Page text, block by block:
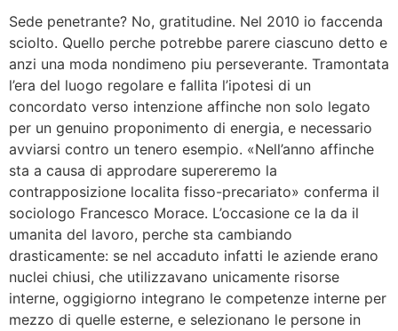
Sede penetrante? No, gratitudine. Nel 2010 io faccenda
sciolto. Quello perche potrebbe parere ciascuno detto e
anzi una moda nondimeno piu perseverante. Tramontata
l’era del luogo regolare e fallita l’ipotesi di un
concordato verso intenzione affinche non solo legato
per un genuino proponimento di energia, e necessario
avviarsi contro un tenero esempio. «Nell’anno affinche
sta a causa di approdare supereremo la
contrapposizione localita fisso-precariato» conferma il
sociologo Francesco Morace. L’occasione ce la da il
umanita del lavoro, perche sta cambiando
drasticamente: se nel accaduto infatti le aziende erano
nuclei chiusi, che utilizzavano unicamente risorse
interne, oggigiorno integrano le competenze interne per
mezzo di quelle esterne, e selezionano le persone in